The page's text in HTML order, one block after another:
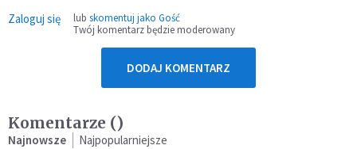
Zaloguj się lub skomentuj jako Gość
Twój komentarz będzie moderowany
DODAJ KOMENTARZ
Komentarze ()
Najnowsze Najpopularniejsze